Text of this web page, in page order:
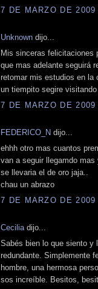
7 DE MARZO DE 2009
Unknown dijo...
Mis sinceras felicitaciones
que mas adelante seguirá
retomar mis estudios en la
un tiempito segire
7 DE MARZO DE 2009
FEDERICO_N dijo...
ehhh otro mas cuantos
van a seguir llegamdo
se llevaria el de oro jaja..
chau un abrazo
7 DE MARZO DE 2009
Cecilia dijo...
Sabés bien lo que siento y
redundante. Simplemente
hombre, una hermosa
sos increíble. Besitos,